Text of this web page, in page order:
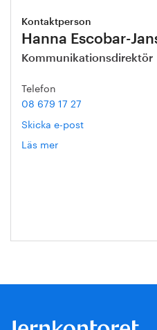
Kontaktperson
Hanna Escobar-
Kommunikationsdirektör
Telefon
08 679 17 27
Skicka e-post
Läs mer